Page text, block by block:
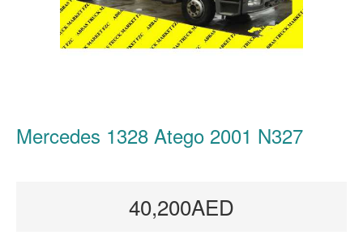
Mercedes 1328 Atego 2001 N327
40,200AED